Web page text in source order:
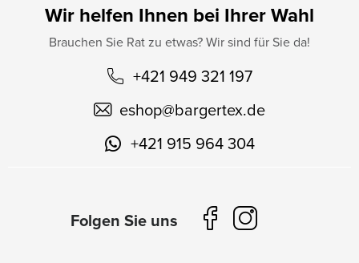
Wir helfen Ihnen bei Ihrer Wahl
Brauchen Sie Rat zu etwas? Wir sind für Sie da!
+421 949 321 197
eshop@bargertex.de
+421 915 964 304